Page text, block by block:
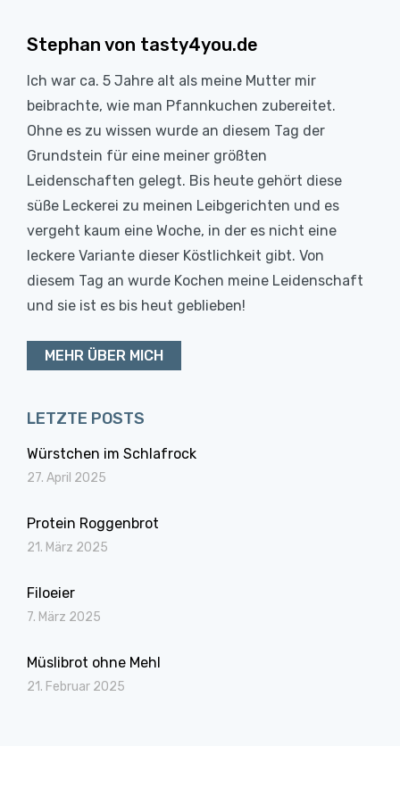
Stephan von tasty4you.de
Ich war ca. 5 Jahre alt als meine Mutter mir
beibrachte, wie man Pfannkuchen zubereitet.
Ohne es zu wissen wurde an diesem Tag der
Grundstein für eine meiner größten
Leidenschaften gelegt. Bis heute gehört diese
süße Leckerei zu meinen Leibgerichten und es
vergeht kaum eine Woche, in der es nicht eine
leckere Variante dieser Köstlichkeit gibt. Von
diesem Tag an wurde Kochen meine Leidenschaft
und sie ist es bis heut geblieben!
MEHR ÜBER MICH
LETZTE POSTS
Würstchen im Schlafrock
27. April 2025
Protein Roggenbrot
21. März 2025
Filoeier
7. März 2025
Müslibrot ohne Mehl
21. Februar 2025